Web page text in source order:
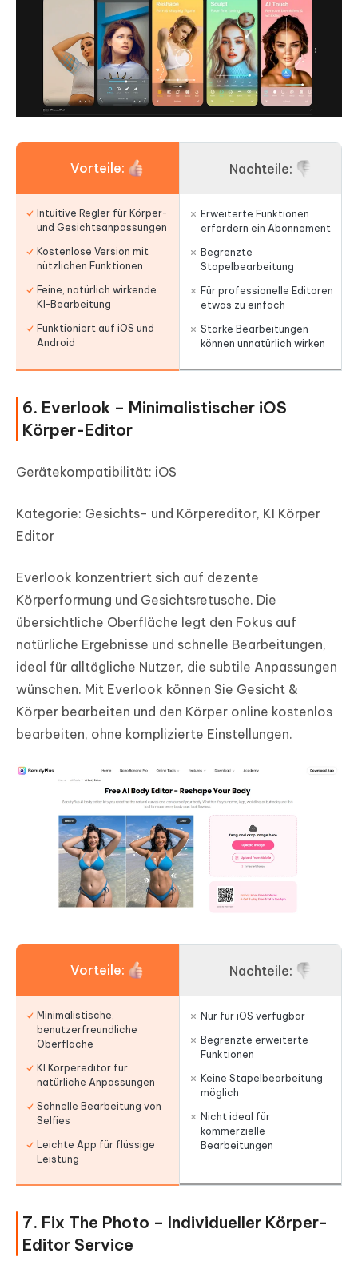
Vorteile:
Intuitive Regler für Körper-
und Gesichtsanpassungen
Kostenlose Version mit
nützlichen Funktionen
Feine, natürlich wirkende
KI-Bearbeitung
Funktioniert auf iOS und
Android
Nachteile:
Erweiterte Funktionen
erfordern ein Abonnement
Begrenzte
Stapelbearbeitung
Für professionelle Editoren
etwas zu einfach
Starke Bearbeitungen
können unnatürlich wirken
6. Everlook – Minimalistischer iOS
Körper-Editor
Gerätekompatibilität: iOS
Kategorie: Gesichts- und Körpereditor, KI Körper
Editor
Everlook konzentriert sich auf dezente
Körperformung und Gesichtsretusche. Die
übersichtliche Oberfläche legt den Fokus auf
natürliche Ergebnisse und schnelle Bearbeitungen,
ideal für alltägliche Nutzer, die subtile Anpassungen
wünschen. Mit Everlook können Sie Gesicht &
Körper bearbeiten und den Körper online kostenlos
bearbeiten, ohne komplizierte Einstellungen.
Vorteile:
Minimalistische,
benutzerfreundliche
Oberfläche
KI Körpereditor für
natürliche Anpassungen
Schnelle Bearbeitung von
Selfies
Leichte App für flüssige
Leistung
Nachteile:
Nur für iOS verfügbar
Begrenzte erweiterte
Funktionen
Keine Stapelbearbeitung
möglich
Nicht ideal für
kommerzielle
Bearbeitungen
7. Fix The Photo – Individueller Körper-
Editor Service